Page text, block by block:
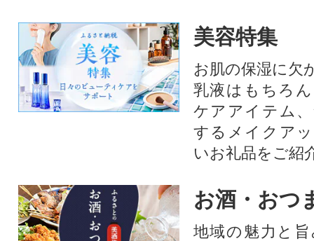
美容特集
お肌の保湿に欠
乳液はもちろ
ケアアイテム
するメイクア
いお礼品をご紹
お酒・おつ
地域の魅力と